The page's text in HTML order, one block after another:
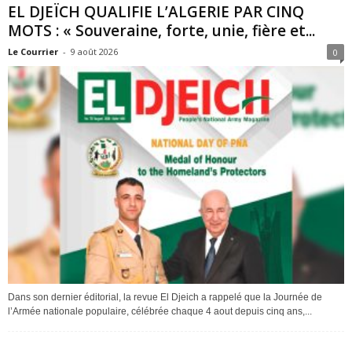
EL DJEÏCH QUALIFIE L’ALGERIE PAR CINQ
MOTS : « Souveraine, forte, unie, fière et...
Le Courrier - 9 août 2026 0
Dans son dernier éditorial, la revue El Djeich a rappelé que la Journée de
l’Armée nationale populaire, célébrée chaque 4 aout depuis cinq ans,...